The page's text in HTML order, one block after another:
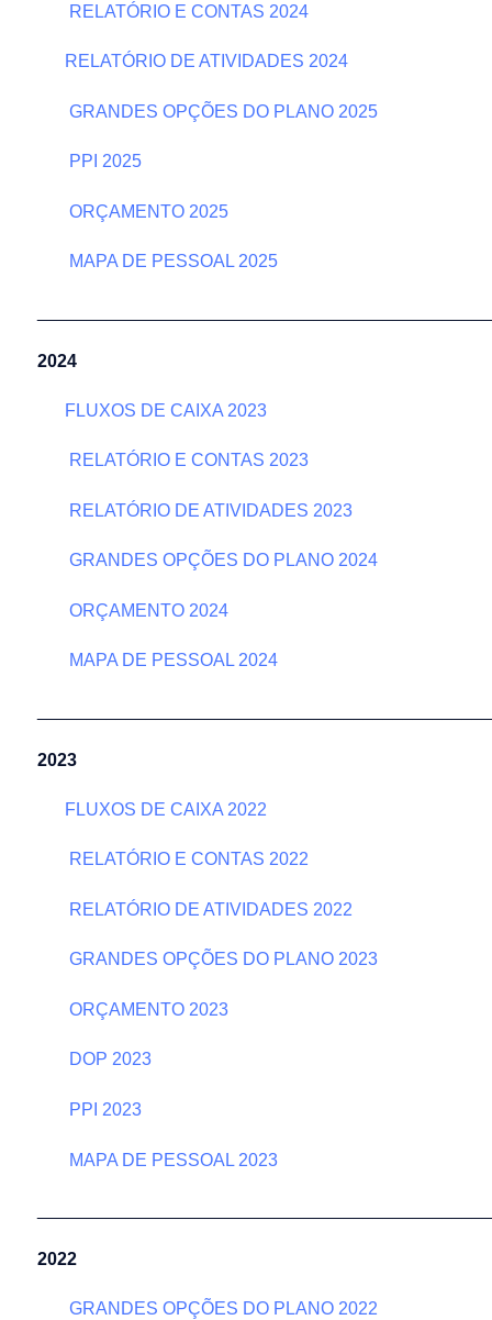
RELATÓRIO E CONTAS 2024
RELATÓRIO DE ATIVIDADES 2024
GRANDES OPÇÕES DO PLANO 2025
PPI 2025
ORÇAMENTO 2025
MAPA DE PESSOAL 2025
2024
FLUXOS DE CAIXA 2023
RELATÓRIO E CONTAS 2023
RELATÓRIO DE ATIVIDADES 2023
GRANDES OPÇÕES DO PLANO 2024
ORÇAMENTO 2024
MAPA DE PESSOAL 2024
2023
FLUXOS DE CAIXA 2022
RELATÓRIO E CONTAS 2022
RELATÓRIO DE ATIVIDADES 2022
GRANDES OPÇÕES DO PLANO 2023
ORÇAMENTO 2023
DOP 2023
PPI 2023
MAPA DE PESSOAL 2023
2022
GRANDES OPÇÕES DO PLANO 2022